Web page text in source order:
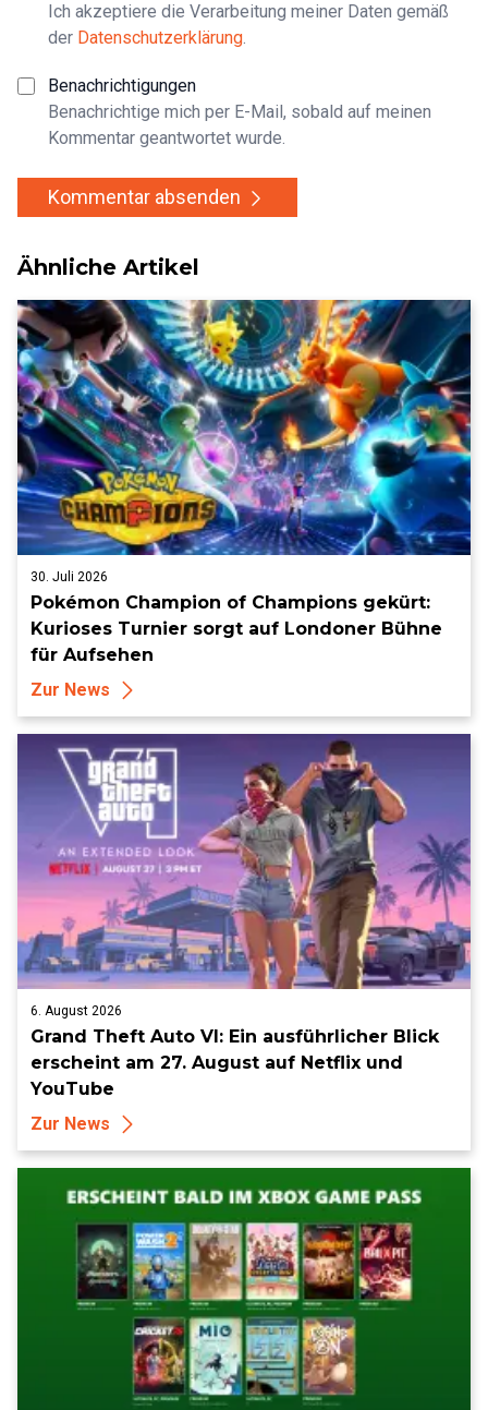
Ich akzeptiere die Verarbeitung meiner Daten gemäß
der Datenschutzerklärung.
Benachrichtigungen
Benachrichtige mich per E-Mail, sobald auf meinen
Kommentar geantwortet wurde.
Kommentar absenden
Ähnliche Artikel
30. Juli 2026
Pokémon Champion of Champions gekürt:
Kurioses Turnier sorgt auf Londoner Bühne
für Aufsehen
Zur News
6. August 2026
Grand Theft Auto VI: Ein ausführlicher Blick
erscheint am 27. August auf Netflix und
YouTube
Zur News